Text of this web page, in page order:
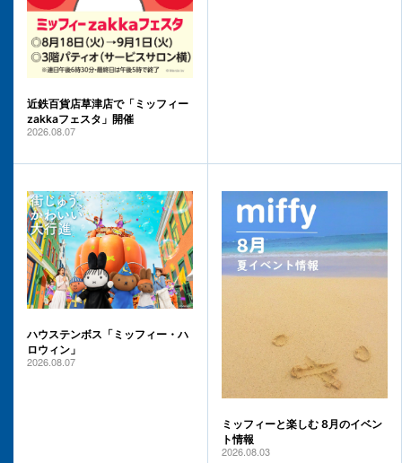
近鉄百貨店草津店で「ミッフィー
zakkaフェスタ」開催
2026.08.07
ハウステンボス「ミッフィー・ハ
ロウィン」
2026.08.07
ミッフィーと楽しむ 8月のイベン
ト情報
2026.08.03